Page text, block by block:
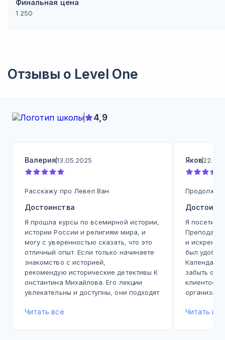
Финальная цена
1 250
Отзывы о Level One
4,9
Валерия13.05.2025
Расскажу про Левел Ван
Достоинства
Я прошла курсы по всемирной истории,
истории России и религиям мира, и
могу с уверенностью сказать, что это
отличный опыт. Если только начинаете
знакомство с историей,
рекомендую исторические детективы К
онстантина Михайлова. Его лекции
увлекательны и доступны, они подходят
взрослых. Константин — лектор с
Читать всё
Яков
Продолжу
Я посетил
и
был
забыть о
Читать всё